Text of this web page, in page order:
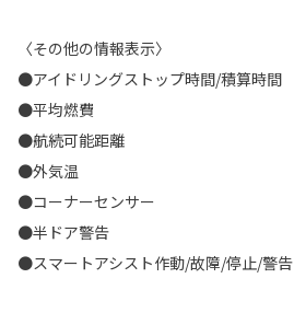
〈その他の情報表示〉
●アイドリングストップ時間/積算時間
●平均燃費
●航続可能距離
●外気温
●コーナーセンサー
●半ドア警告
●スマートアシスト作動/故障/停止/警告